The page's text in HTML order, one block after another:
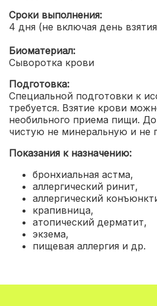
Сроки выполнения:
4 дня (не включая день
Биоматериал:
Сыворотка крови
Подготовка:
Специальной подготовки к
требуется. Взятие крови
необильного приема пищи.
чистую не минеральную и не
Показания к назначению:
бронхиальная астма,
аллергический ринит,
аллергический
крапивница,
атопический дерматит,
экзема,
пищевая аллергия и др.